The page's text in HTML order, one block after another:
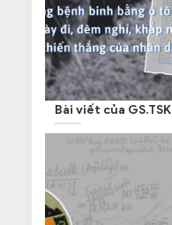
Bài viết của